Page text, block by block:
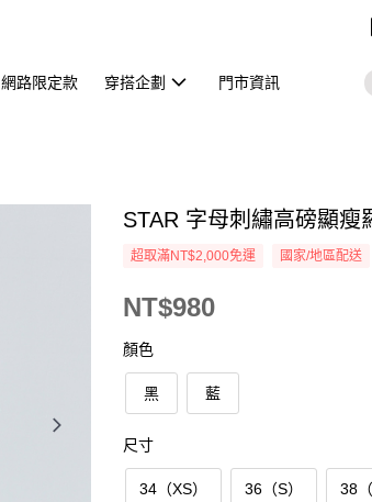
網路限定款 穿搭企劃 門市資訊
STAR 字母刺繡高磅顯瘦
超取滿NT$2,000免運 國家/地區配送
NT$980
顏色
黑 藍
尺寸
34（XS） 36（S） 38（